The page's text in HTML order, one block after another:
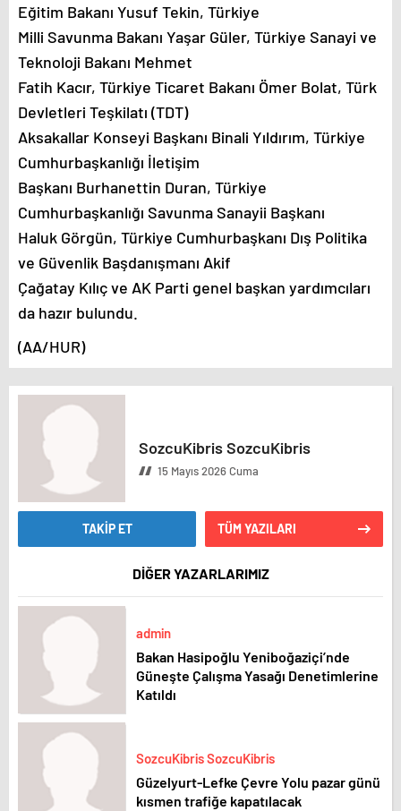
SozcuKibris SozcuKibris
15 Mayıs 2026 Cuma
TAKİP ET TÜM YAZILARI
DİĞER YAZARLARIMIZ
admin
Bakan Hasipoğlu Yeniboğaziçi’nde
Güneşte Çalışma Yasağı Denetimlerine
Katıldı
SozcuKibris SozcuKibris
Güzelyurt-Lefke Çevre Yolu pazar günü
kısmen trafiğe kapatılacak
Eğitim Bakanı Yusuf Tekin, Türkiye
Milli Savunma Bakanı Yaşar Güler, Türkiye Sanayi ve
Teknoloji Bakanı Mehmet
Fatih Kacır, Türkiye Ticaret Bakanı Ömer Bolat, Türk
Devletleri Teşkilatı (TDT)
Aksakallar Konseyi Başkanı Binali Yıldırım, Türkiye
Cumhurbaşkanlığı İletişim
Başkanı Burhanettin Duran, Türkiye
Cumhurbaşkanlığı Savunma Sanayii Başkanı
Haluk Görgün, Türkiye Cumhurbaşkanı Dış Politika
ve Güvenlik Başdanışmanı Akif
Çağatay Kılıç ve AK Parti genel başkan yardımcıları
da hazır bulundu.
(AA/HUR)